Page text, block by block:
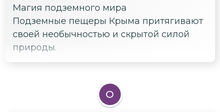
Магия подземного мира
Подземные пещеры Крыма притягивают
своей необычностью и скрытой силой
природы.
О